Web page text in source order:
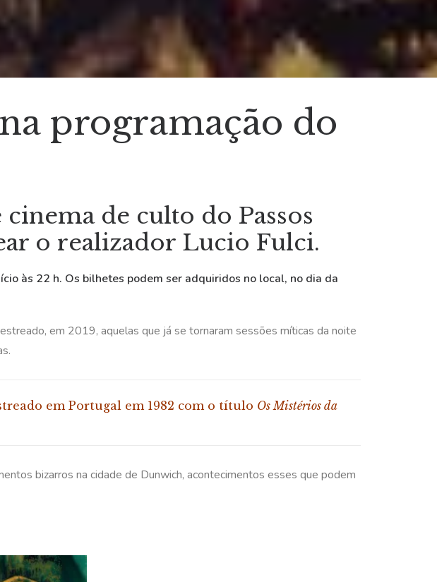
programação do
de culto do Passos
o realizador Lucio Fulci.
às 22 h. Os bilhetes podem ser adquiridos no local, no dia da
em 2019, aquelas que já se tornaram sessões míticas da noite
em Portugal em 1982 com o título Os Mistérios da
bizarros na cidade de Dunwich, acontecimentos esses que podem